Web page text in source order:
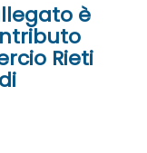
è
Rieti